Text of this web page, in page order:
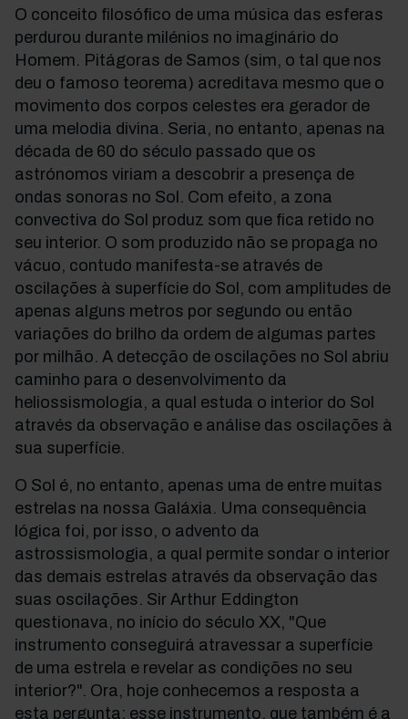
O conceito filosófico de uma música das esferas
perdurou durante milénios no imaginário do
Homem. Pitágoras de Samos (sim, o tal que nos
deu o famoso teorema) acreditava mesmo que o
movimento dos corpos celestes era gerador de
uma melodia divina. Seria, no entanto, apenas na
década de 60 do século passado que os
astrónomos viriam a descobrir a presença de
ondas sonoras no Sol. Com efeito, a zona
convectiva do Sol produz som que fica retido no
seu interior. O som produzido não se propaga no
vácuo, contudo manifesta-se através de
oscilações à superfície do Sol, com amplitudes de
apenas alguns metros por segundo ou então
variações do brilho da ordem de algumas partes
por milhão. A detecção de oscilações no Sol abriu
caminho para o desenvolvimento da
heliossismologia, a qual estuda o interior do Sol
através da observação e análise das oscilações à
sua superfície.
O Sol é, no entanto, apenas uma de entre muitas
estrelas na nossa Galáxia. Uma consequência
lógica foi, por isso, o advento da
astrossismologia, a qual permite sondar o interior
das demais estrelas através da observação das
suas oscilações. Sir Arthur Eddington
questionava, no início do século XX, "Que
instrumento conseguirá atravessar a superfície
de uma estrela e revelar as condições no seu
interior?". Ora, hoje conhecemos a resposta a
esta pergunta: esse instrumento, que também é a